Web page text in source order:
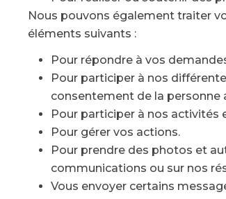
Nous pouvons également traiter
éléments suivants :
Pour répondre à vos
Pour participer à nos
consentement de la personne
Pour participer à nos activités
Pour gérer vos actions.
Pour prendre des photos et
communications ou sur nos
Vous envoyer certains